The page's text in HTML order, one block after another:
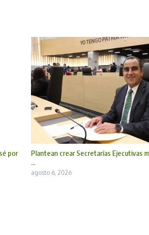
por
Plantean crear Secretarías Ejecutivas
...
agosto 6, 2026